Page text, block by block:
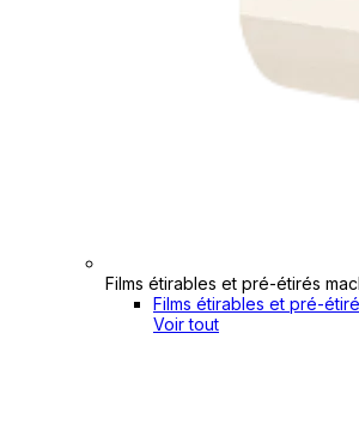
Films étirables et pré-étirés
Films étirables et pré-
Voir tout